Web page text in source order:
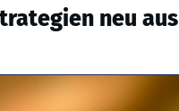
neu aus